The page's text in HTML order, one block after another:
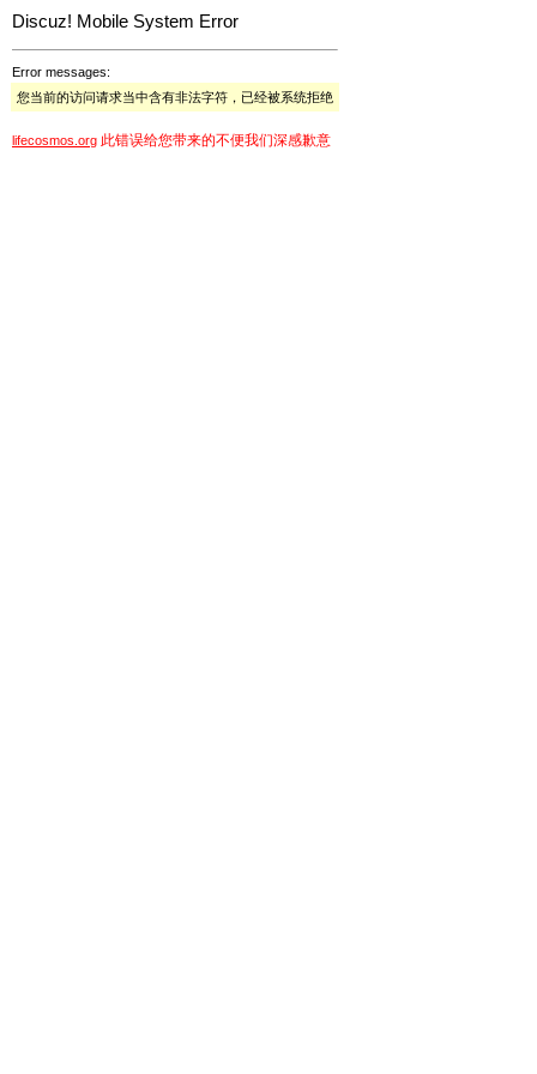
Discuz! Mobile System Error
Error messages:
您当前的访问请求当中含有非法字符，已经被系统拒绝
lifecosmos.org 此错误给您带来的不便我们深感歉意